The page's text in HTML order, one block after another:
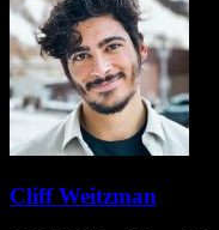
Cliff Weitzman